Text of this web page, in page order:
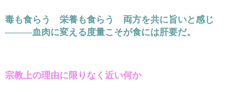
毒も食らう 栄養も食らう 両方を共に旨いと感じ
―――血肉に変える度量こそが食には肝要だ。
宗教上の理由に限りなく近い何か